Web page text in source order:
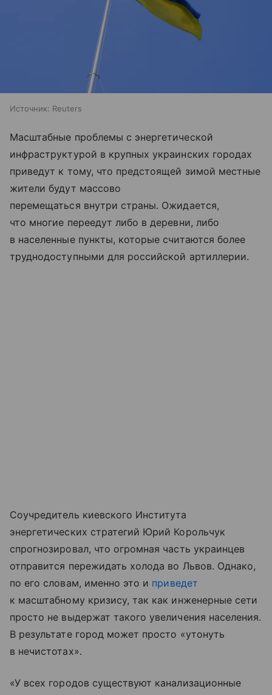
Источник: Reuters
Масштабные проблемы с энергетической
инфраструктурой в крупных украинских городах
приведут к тому, что предстоящей зимой местные
жители будут массово
перемещаться внутри страны. Ожидается,
что многие переедут либо в деревни, либо
в населенные пункты, которые считаются более
труднодоступными для российской артиллерии.
Соучредитель киевского Института
энергетических стратегий Юрий Корольчук
спрогнозировал, что огромная часть украинцев
отправится пережидать холода во Львов. Однако,
по его словам, именно это и приведет
к масштабному кризису, так как инженерные сети
просто не выдержат такого увеличения населения.
В результате город может просто «утонуть
в нечистотах».
«У всех городов существуют канализационные